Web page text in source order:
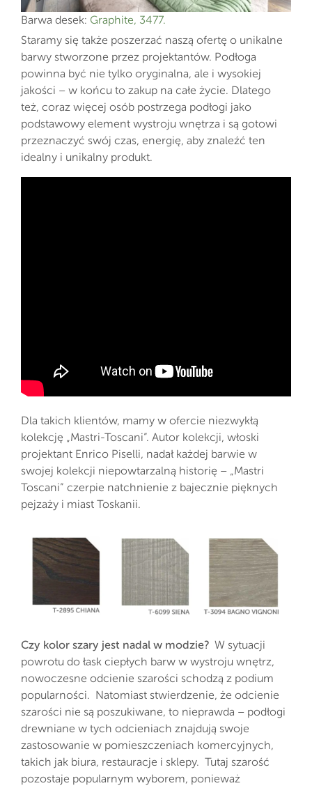
Barwa desek: Graphite, 3477.
Staramy się także poszerzać naszą ofertę o unikalne
barwy stworzone przez projektantów. Podłoga
powinna być nie tylko oryginalna, ale i wysokiej
jakości – w końcu to zakup na całe życie. Dlatego
też, coraz więcej osób postrzega podłogi jako
podstawowy element wystroju wnętrza i są gotowi
przeznaczyć swój czas, energię, aby znaleźć ten
idealny i unikalny produkt.
Dla takich klientów, mamy w ofercie niezwykłą
kolekcję „Mastri-Toscani”. Autor kolekcji, włoski
projektant Enrico Piselli, nadał każdej barwie w
swojej kolekcji niepowtarzalną historię – „Mastri
Toscani” czerpie natchnienie z bajecznie pięknych
pejzaży i miast Toskanii.
Czy kolor szary jest nadal w modzie? W sytuacji
powrotu do łask ciepłych barw w wystroju wnętrz,
nowoczesne odcienie szarości schodzą z podium
popularności. Natomiast stwierdzenie, że odcienie
szarości nie są poszukiwane, to nieprawda – podłogi
drewniane w tych odcieniach znajdują swoje
zastosowanie w pomieszczeniach komercyjnych,
takich jak biura, restauracje i sklepy. Tutaj szarość
pozostaje popularnym wyborem, ponieważ